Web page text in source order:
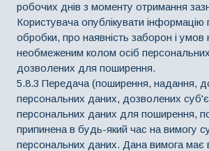
робочих днів з моменту отримання
Користувача опублікувати
обробки, про наявність заборон і умов
необмеженим колом осіб
дозволених для поширення.
5.8.3 Передача (поширення, надання,
персональних даних, дозволених
персональних даних для поширення,
припинена в будь-який час на вимогу
персональних даних. Дана вимога має